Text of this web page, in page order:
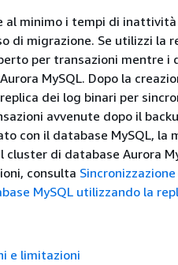
al minimo i tempi di
di migrazione. Se utilizzi la
per transazioni mentre i
MySQL. Dopo la
dei log binari per
avvenute dopo il
con il database MySQL,
di database Aurora
consulta
MySQL utilizzando la
e limitazioni